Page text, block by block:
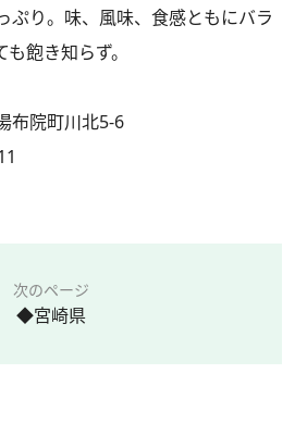
ぷり。味、風味、食感ともにバラ
飽き知らず。
布院町川北5-6
次のページ
◆宮崎県